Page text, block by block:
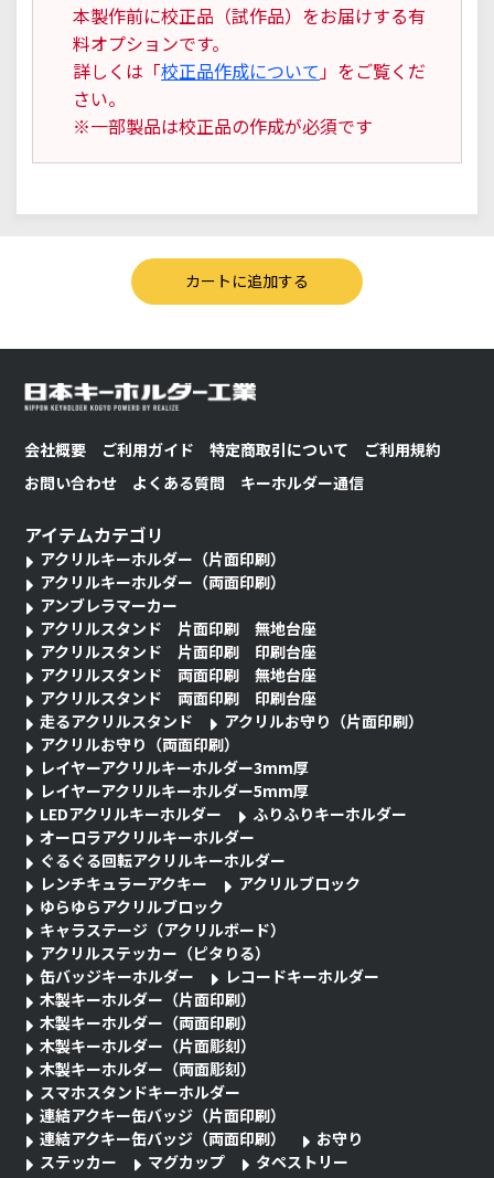
本製作前に校正品（試作品）をお届けする有
料オプションです。
詳しくは「校正品作成について 」をご覧くだ
さい。
※一部製品は校正品の作成が必須です
会社概要 ご利用ガイド 特定商取引について
ご利用規約
お問い合わせ
よくある質問 キーホルダー通信
アイテムカテゴリ
アクリルキーホルダー（片面印刷）
アクリルキーホルダー（両面印刷）
アンブレラマーカー
アクリルスタンド 片面印刷 無地台座
アクリルスタンド 片面印刷 印刷台座
アクリルスタンド 両面印刷 無地台座
アクリルスタンド 両面印刷 印刷台座
走るアクリルスタンド
アクリルお守り（片面印刷）
アクリルお守り（両面印刷）
レイヤーアクリルキーホルダー3mm厚
レイヤーアクリルキーホルダー5mm厚
LEDアクリルキーホルダー
ふりふりキーホルダー
オーロラアクリルキーホルダー
ぐるぐる回転アクリルキーホルダー
レンチキュラーアクキー
アクリルブロック
ゆらゆらアクリルブロック
キャラステージ（アクリルボード）
アクリルステッカー（ピタりる）
缶バッジキーホルダー
レコードキーホルダー
木製キーホルダー（片面印刷）
木製キーホルダー（両面印刷）
木製キーホルダー（片面彫刻）
木製キーホルダー（両面彫刻）
スマホスタンドキーホルダー
連結アクキー缶バッジ（片面印刷）
連結アクキー缶バッジ（両面印刷）
お守り
ステッカー
マグカップ
タペストリー